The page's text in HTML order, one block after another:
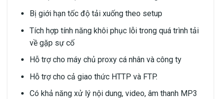
Bị giới hạn tốc độ tải xuống theo setup
Tích hợp tính năng khôi phục lỗi trong quá trình tải
về gặp sự cố
Hỗ trợ cho máy chủ proxy cá nhân và công ty
Hỗ trợ cho cả giao thức HTTP và FTP.
Có khả năng xử lý nội dung, video, âm thanh MP3